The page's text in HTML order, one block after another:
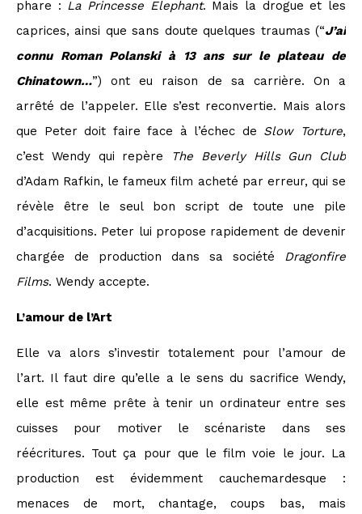
phare : La Princesse Elephant. Mais la drogue et les
caprices, ainsi que sans doute quelques traumas (“J’ai
connu Roman Polanski à 13 ans sur le plateau de
Chinatown…”) ont eu raison de sa carrière. On a
arrêté de l’appeler. Elle s’est reconvertie. Mais alors
que Peter doit faire face à l’échec de Slow Torture,
c’est Wendy qui repère
The
Beverly Hills Gun Club
d’Adam Rafkin, le fameux film acheté par erreur, qui se
révèle être le seul bon script de toute une pile
d’acquisitions. Peter lui propose rapidement de devenir
chargée de production dans sa société Dragonfire
Films. Wendy accepte.
L’amour de l’Art
Elle va alors s’investir totalement pour l’amour de
l’art. Il faut dire qu’elle a le sens du sacrifice Wendy,
elle est même prête à tenir un ordinateur entre ses
cuisses pour motiver le scénariste dans ses
réécritures. Tout ça pour que le film voie le jour. La
production est évidemment cauchemardesque :
menaces de mort, chantage, coups bas, mais